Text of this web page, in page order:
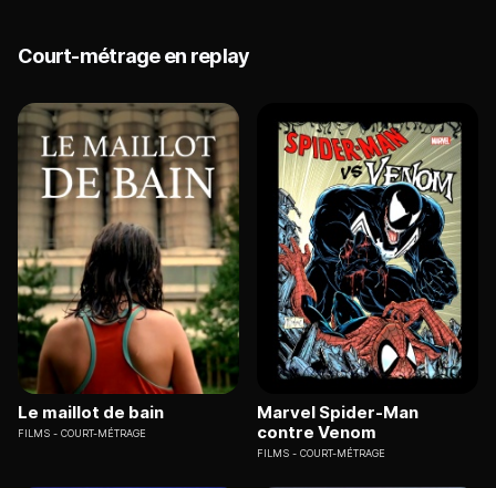
Court-métrage en replay
Le maillot de bain
FILMS COURT-MÉTRAGE
Marvel Spider-Man
contre Venom
FILMS COURT-MÉTRAGE